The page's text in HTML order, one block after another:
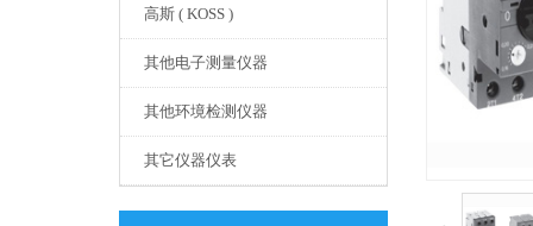
高斯 ( KOSS )
其他电子测量仪器
其他环境检测仪器
其它仪器仪表